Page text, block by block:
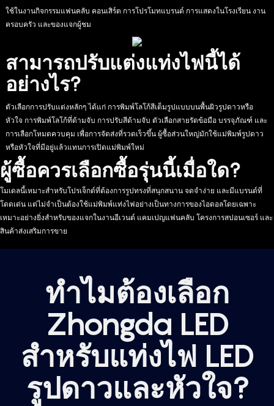
ใช้ในงานกิจกรรมแฟนคลับ คอนเสิร์ต การโปรโมทแบรนด์ การแสดงในโรงเรียน งาน
ครอบครัว และของแจกผู้ชม
สามารถปรับแต่งแท่งไฟนี้ได้
อย่างไร?
ตัวเลือกการปรับแต่งหลักๆ ได้แก่ การพิมพ์โลโก้สีเต็มรูปแบบบนพื้นผิวรูปดาวหรือ
หัวใจ การพิมพ์โลโก้ที่ด้ามจับ การปรับสีด้ามจับ ตัวเลือกสายรัดข้อมือ บรรจุภัณฑ์ และ
การเลือกโหมดควบคุม เพื่อการจัดส่งที่รวดเร็วขึ้น ผู้ซื้อส่วนใหญ่มักใช้แม่พิมพ์รูปดาว
หรือหัวใจที่มีอยู่แล้วแทนการเปิดแม่พิมพ์ใหม่
ผู้ซื้อควรเลือกซื้อรุ่นนี้เมื่อใด?
โมเดลนี้เหมาะสำหรับโปรเจ็กต์ที่ต้องการรูปทรงที่สนุกสนาน จดจำง่าย และมีแบรนด์ที่
โดดเด่น แต่ไม่จำเป็นต้องใช้แม่พิมพ์แท่งไฟอย่างเป็นทางการของไอดอลโดยเฉพาะ
เหมาะอย่างยิ่งสำหรับของแจกในงานอีเวนต์ แคมเปญแฟนคลับ โครงการสปอนเซอร์ และ
สินค้าส่งเสริมการขาย
ทำไมต้องเลือก
Zhongda LED
สำหรับแท่งไฟ LED
รูปดาวและหัวใจ?